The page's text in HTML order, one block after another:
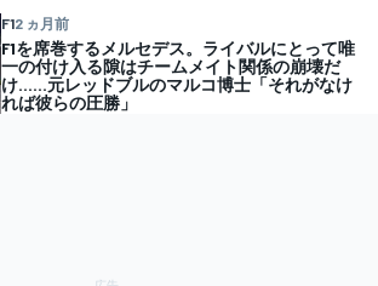
F12 ヵ月前
F1を席巻するメルセデス。ライバルにとって唯
一の付け入る隙はチームメイト関係の崩壊だ
け……元レッドブルのマルコ博士「それがなけ
れば彼らの圧勝」